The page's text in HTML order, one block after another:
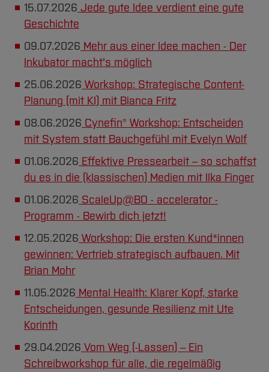
15.07.2026 Jede gute Idee verdient eine gute
Geschichte
09.07.2026 Mehr aus einer Idee machen - Der
Inkubator macht's möglich
25.06.2026 Workshop: Strategische Content-
Planung (mit KI) mit Bianca Fritz
08.06.2026 Cynefin® Workshop: Entscheiden
mit System statt Bauchgefühl mit Evelyn Wolf
01.06.2026 Effektive Pressearbeit – so schaffst
du es in die (klassischen) Medien mit Ilka Finger
01.06.2026 ScaleUp@BO - accelerator -
Programm - Bewirb dich jetzt!
12.05.2026 Workshop: Die ersten Kund*innen
gewinnen: Vertrieb strategisch aufbauen. Mit
Brian Mohr
11.05.2026 Mental Health: Klarer Kopf, starke
Entscheidungen, gesunde Resilienz mit Ute
Korinth
29.04.2026 Vom Weg (-Lassen) – Ein
Schreibworkshop für alle, die regelmäßig